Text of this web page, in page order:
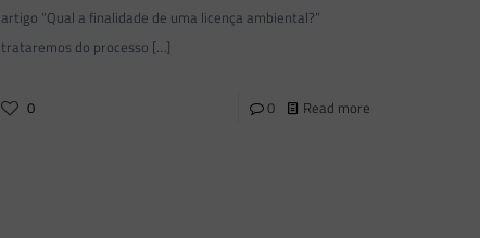
artigo “Qual a finalidade de uma licença ambiental?”
trataremos do processo […]
0 0 Read more